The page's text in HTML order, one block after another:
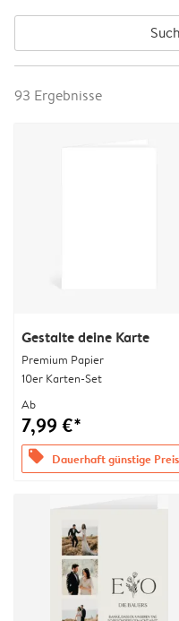
93 Ergebnisse
Gestalte deine Karte
Premium Papier
10er Karten-Set
Ab
7,99 €*
offers Dauerhaft günstige